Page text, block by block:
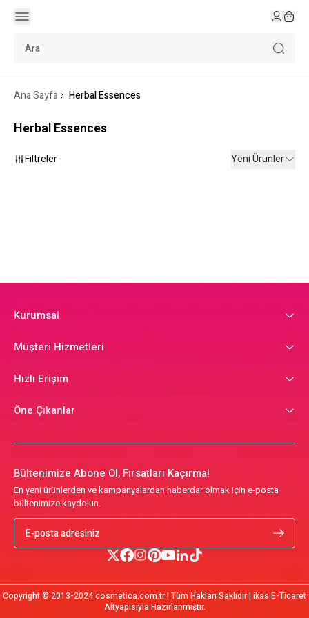
Ana Sayfa Herbal Essences
Herbal Essences
Filtreler Yeni Ürünler
Kurumsal
Müşteri Hizmetleri
Hızlı Erişim
Öne Çıkanlar
Bültenimize Abone Ol, Fırsatları Kaçırma!
En yeni ürünlerden ve kampanyalardan haberdar olmak için e-posta
bültenimize kaydolun.
Copyright © 2013-2024 cosmetica.com.tr | Tüm Hakları Saklıdır | ikas E-Ticaret
Altyapısıyla Hazırlanmıştır.